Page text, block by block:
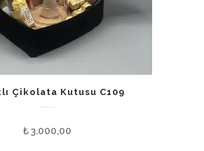
Çikolata Kutusu C109
₺3.000,00